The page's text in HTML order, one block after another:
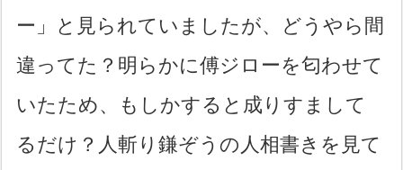
ー」と見られていましたが、どうやら間
違ってた？明らかに傅ジローを匂わせて
いたため、もしかすると成りすまして
るだけ？人斬り鎌ぞうの人相書きを見て